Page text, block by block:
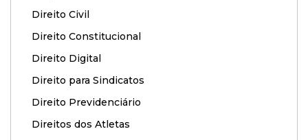
Direito Civil
Direito Constitucional
Direito Digital
Direito para Sindicatos
Direito Previdenciário
Direitos dos Atletas